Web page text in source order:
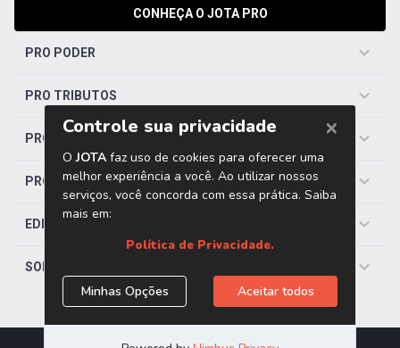
CONHEÇA O JOTA PRO
PRO PODER
PRO TRIBUTOS
PRO TRABALHISTA
PRO SAÚDE
EDITORIAS
SOBRE O JOTA